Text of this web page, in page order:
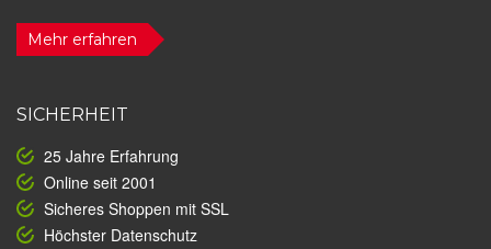
Mehr erfahren
SICHERHEIT
25 Jahre Erfahrung
Online seit 2001
Sicheres Shoppen mit SSL
Höchster Datenschutz